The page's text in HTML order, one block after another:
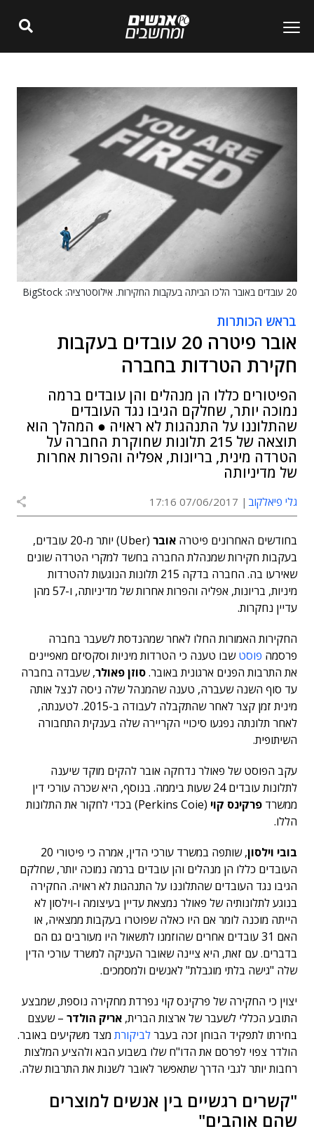
20 עובדים באובר הלכו הביתה בעקבות החקירות. אילוסטרציה: BigStock
בראש הכותרות
אובר פיטרה 20 עובדים בעקבות
חקירת הטרדות בחברה
הפיטורים כללו הן מנהלים והן עובדים ברמה
נמוכה יותר, שחלקם הגיבו נגד העובדים
שהתלוננו על התנהגות לא ראויה ● המהלך הוא
תוצאה של 215 תלונות שחוקרת החברה על
הטרדה מינית, בריונות, אפליה והפרות אחרות
של מדיניותה
גלי פיאלקוב 07/06/2017 17:16
בחודשים האחרונים פיטרה אובר
(Uber) יותר מ-20 עובדים,
בעקבות חקירות שמנהלת החברה בחשד למקרי הטרדה שונים
שאירעו בה. החברה בדקה 215 תלונות הנוגעות להטרדות
מיניות, בריונות, אפליה והפרות אחרות של מדיניותה, ו-57 מהן
עדיין נחקרות.
החקירות האמורות החלו לאחר שמהנדסת לשעבר בחברה
פרסמה פוסטשבו טענה כי הטרדות מיניות וסקסיזם מאפיינים
את התרבות הפנים ארגונית באובר.סוזן פאולר, שעבדה בחברה
עד סוף השנה שעברה, טענה שהמנהל שלה ניסה לנצל אותה
מינית זמן קצר לאחר שהתקבלה לעבודה ב-2015. לטענתה,
לאחר תלונתה נפגעו סיכויי הקריירה שלה בענקית התחבורה
השיתופית.
עקב הפוסט של פאולר נדחקה אובר להקים מוקד שיענה
לתלונות עובדים 24 שעות ביממה. בנוסף, היא שכרה עורכי דין
ממשרד פרקינס קוי
(Perkins Coie) בכדי לחקור את התלונות
הללו.
בובי וילסון
, שותפה במשרד עורכי הדין, אמרה כי פיטורי 20
העובדים כללו הן מנהלים והן עובדים ברמה נמוכה יותר, שחלקם
הגיבו נגד העובדים שהתלוננו על התנהגות לא ראויה. החקירה
בנוגע לתלונותיה של פאולר נמצאת עדיין בעיצומה ו-וילסון לא
הייתה מוכנה לומר אם היו כאלה שפוטרו בעקבות ממצאיה, או
האם 31 עובדים אחרים שהוזמנו לתשאול היו מעורבים גם הם
בדברים. עם זאת, היא ציינה שאובר העניקה למשרד עורכי הדין
שלה "גישה בלתי מוגבלת" לאנשים ולמסמכים.
יצוין כי החקירה של פרקינס קוי נפרדת מחקירה נוספת, שמבצע
התובע הכללי לשעבר של ארצות הברית, אריק הולדר – שעצם
בחירתו לתפקיד הבוחן זכה בעברלביקורת מצד משקיעים באובר.
הולדר צפוי לפרסם את הדו"ח שלו בשבוע הבא ולהציע המלצות
רחבות יותר לגבי הדרך שתאפשר לאובר לשנות את התרבות שלה.
"קשרים רגשיים בין אנשים למוצרים
שהם אוהבים"